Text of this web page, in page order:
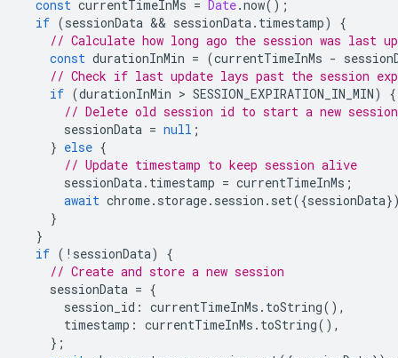
const currentTimeInMs = Date.now();
if (sessionData && sessionData. timestamp)
{
// Calculate how long ago the session was last
const durationInMin = (currentTimeInMs -
// Check if last update lays past the session
if (durationInMin > SESSION_EXPIRATION_IN_MIN)
{
// Delete old session id to start a new session
sessionData = null ;
} else {
// Update timestamp to keep session alive
sessionData. timestamp = currentTimeInMs ;
await chrome. storage. session . set({sessionData
}
}
if ( ! sessionData)
{
// Create and store a new session
sessionData = {
session_id : currentTimeInMs . toString(),
timestamp : currentTimeInMs . toString(),
};